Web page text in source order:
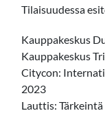
Tilaisuudessa
Kauppakeskus
Kauppakeskus
Citycon:
2023
Lauttis: